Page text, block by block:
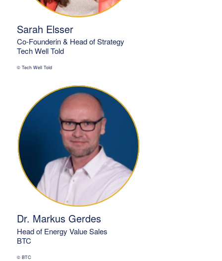
Sarah Elsser
Co-Founderin & Head of Strategy
Tech Well Told
© Tech Well Told
Dr. Markus Gerdes
Head of Energy Value Sales
BTC
© BTC